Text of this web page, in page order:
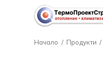
Начало / Продукти /